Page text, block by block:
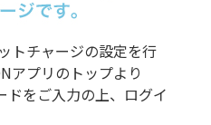
トチャージの設定を行
アプリのトップより
ドをご入力の上、ログイ